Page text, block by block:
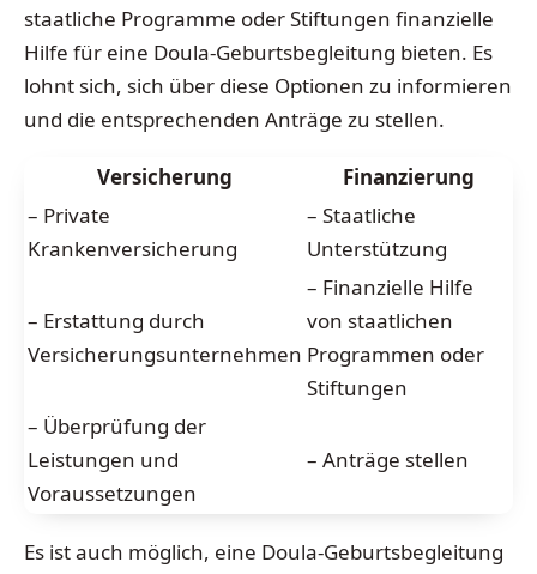
staatliche Programme oder Stiftungen finanzielle
Hilfe für eine Doula-Geburtsbegleitung bieten. Es
lohnt sich, sich über diese Optionen zu informieren
und die entsprechenden Anträge zu stellen.
Versicherung
Finanzierung
– Private
Krankenversicherung
– Staatliche
Unterstützung
– Erstattung durch
Versicherungsunternehmen
– Finanzielle Hilfe
von staatlichen
Programmen oder
Stiftungen
– Überprüfung der
Leistungen und
Voraussetzungen
– Anträge stellen
Es ist auch möglich, eine Doula-Geburtsbegleitung